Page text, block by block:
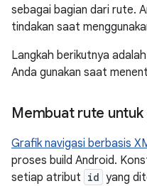
sebagai bagian dari rute.
tindakan saat
Langkah berikutnya
Anda gunakan saat
Membuat rute
Grafik navigasi berbasis
proses build Android.
setiap atribut id yang